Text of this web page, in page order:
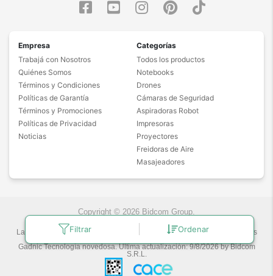
Filtrar Ordenar
Empresa
Trabajá con Nosotros
Quiénes Somos
Términos y Condiciones
Políticas de Garantía
Términos y Promociones
Políticas de Privacidad
Noticias
Categorías
Todos los productos
Notebooks
Drones
Cámaras de Seguridad
Aspiradoras Robot
Impresoras
Proyectores
Freidoras de Aire
Masajeadores
Copyright © 2026 Bidcom Group.
Las fotos son a modo ilustrativo. La venta de cualquiera de los productos
Gadnic Tecnología novedosa.Última actualización:9/8/2026byBidcom
S.R.L.